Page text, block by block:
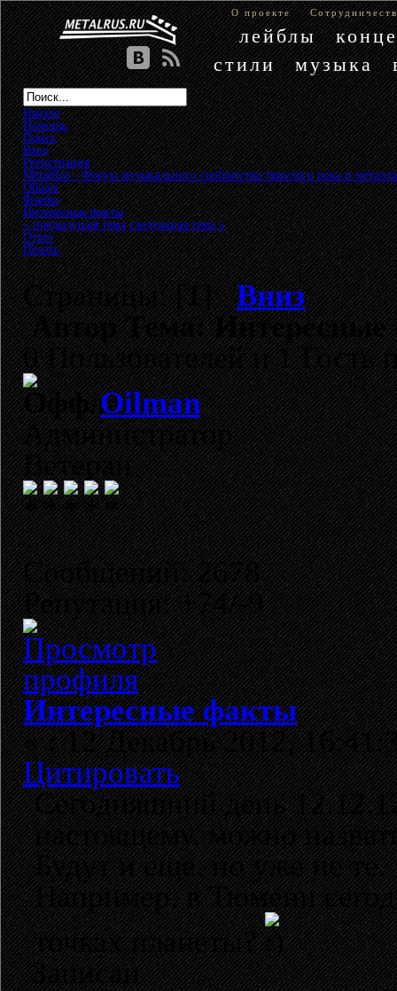
О проекте
лейблы
стили
музыка
Начало
Помощь
Поиск
Вход
Регистрация
MetalRus - Форум музыкального сообщества тяжелого рока и металла
Общее»
Флейм»
Интересные факты
« предыдущая тема следующая тема »
Ответ
Печать
Страницы: [1]Вниз
АвторТема: Интересные
0 Пользователей и 1 Гость
Oilman
Администратор
Ветеран
Сообщений: 2678
Репутация: +74/-9
Интересные факты
«:12 Декабрь 2012,
Цитировать
Сегодняшний день
настоящему, можно
Будут и еще, но уже не те.
Например, в Тюмени
точках планеты?
Записан